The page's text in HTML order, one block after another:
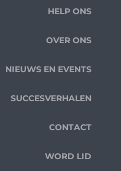
HELP ONS
OVER ONS
NIEUWS EN EVENTS
SUCCESVERHALEN
CONTACT
WORD LID